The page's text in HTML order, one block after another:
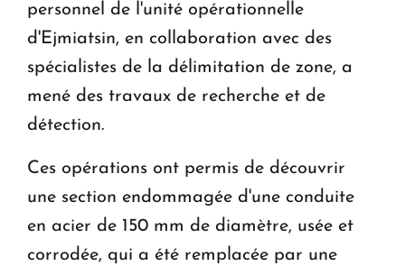
personnel de l'unité opérationnelle
d'Ejmiatsin, en collaboration avec des
spécialistes de la délimitation de zone, a
mené des travaux de recherche et de
détection.
Ces opérations ont permis de découvrir
une section endommagée d'une conduite
en acier de 150 mm de diamètre, usée et
corrodée, qui a été remplacée par une